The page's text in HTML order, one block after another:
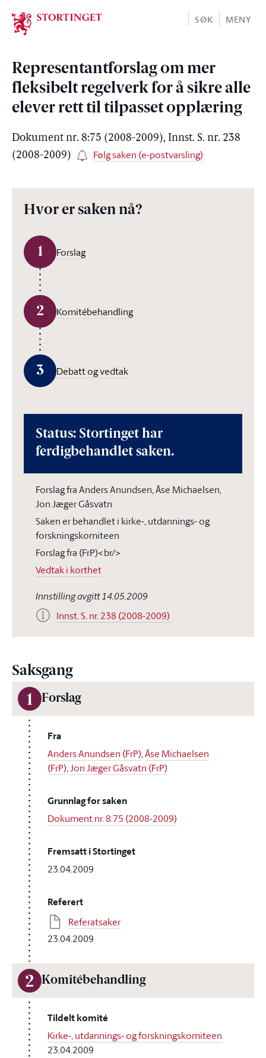
Stortinget.no
SØK MENY
Representantforslag om mer
fleksibelt regelverk for å sikre alle
elever rett til tilpasset opplæring
Dokument nr. 8:75 (2008-2009), Innst. S. nr. 238
(2008-2009)
Følg saken (e-postvarsling)
Hvor er saken nå?
1 Forslag
2 Komitébehandling
3 Debatt og vedtak
Status: Stortinget har
ferdigbehandlet saken.
Forslag fra Anders Anundsen, Åse Michaelsen,
Jon Jæger Gåsvatn
Saken er behandlet i kirke-, utdannings- og
forskningskomiteen
Forslag fra (FrP)<br/>
Vedtak i korthet
Innstilling avgitt 14.05.2009
Innst. S. nr. 238 (2008-2009)
Saksgang
1 Forslag
Fra
Anders Anundsen (FrP),Åse Michaelsen
(FrP),Jon Jæger Gåsvatn (FrP)
Grunnlag for saken
Dokument nr. 8:75 (2008-2009)
Fremsatt i Stortinget
23.04.2009
Referert
Referatsaker
23.04.2009
2 Komitébehandling
Tildelt komité
Kirke-, utdannings- og forskningskomiteen
23.04.2009